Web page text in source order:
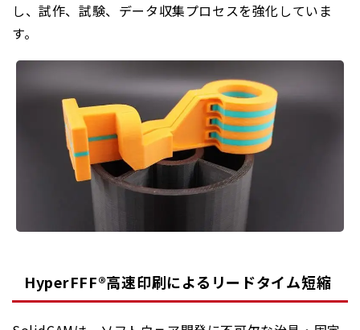
し、試作、試験、データ収集プロセスを強化していま
す。
HyperFFF®高速印刷によるリードタイム短縮